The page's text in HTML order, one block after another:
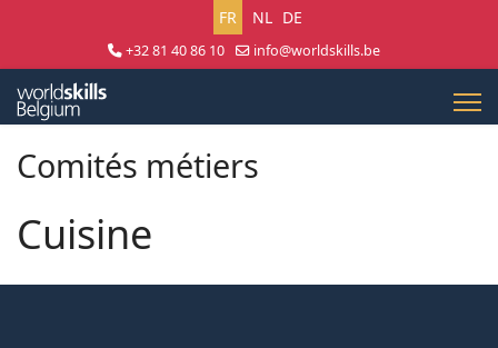
Sélectionnez votre langue
FR NL DE
+32 81 40 86 10
info@worldskills.be
Comités métiers
Cuisine